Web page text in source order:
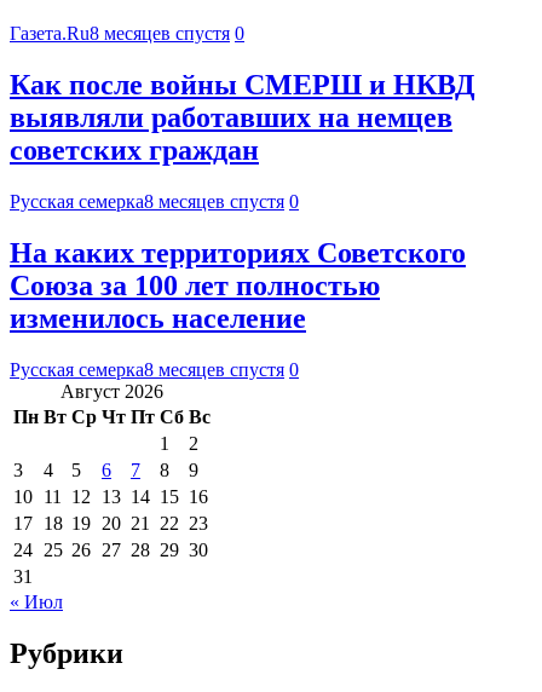
Газета.Ru8 месяцев спустя 0
Как после войны СМЕРШ и НКВД
выявляли работавших на немцев
советских граждан
Русская семерка8 месяцев спустя 0
На каких территориях Советского
Союза за 100 лет полностью
изменилось население
Русская семерка8 месяцев спустя 0
Август 2026
Пн Вт Ср Чт Пт Сб Вс
1
2
3
4 5 6 7 8
9
10 11 12 13 14 15 16
17 18 19 20 21 22 23
24 25 26 27 28 29 30
31
« Июл
Рубрики